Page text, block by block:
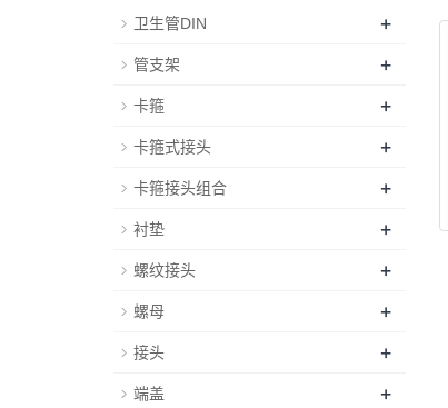
卫生管DIN +
管支架 +
卡箍 +
卡箍式接头 +
卡箍接头组合 +
衬垫 +
螺纹接头 +
螺母 +
接头 +
端盖 +